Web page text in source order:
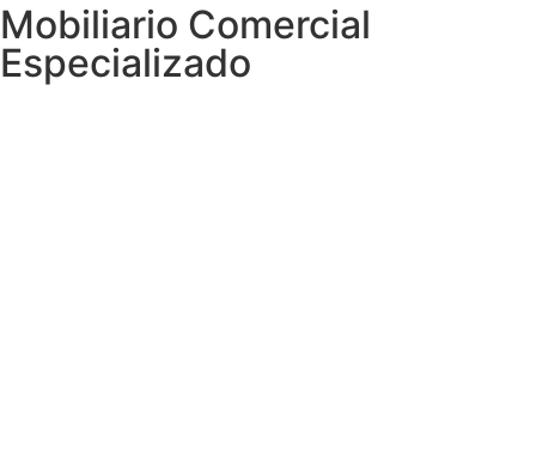
Mobiliario Comercial
Especializado